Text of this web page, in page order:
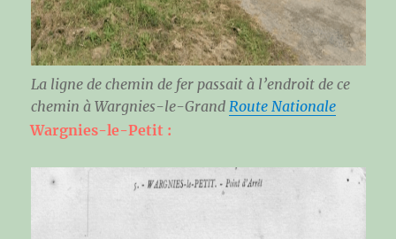
La ligne de chemin de fer passait à l’endroit de ce
chemin à Wargnies-le-Grand Route Nationale
Wargnies-le-Petit :